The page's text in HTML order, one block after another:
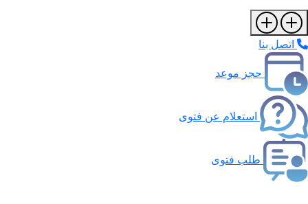
اتصل بنا
حجز موعد
استعلام عن فتوى
طلب فتوى